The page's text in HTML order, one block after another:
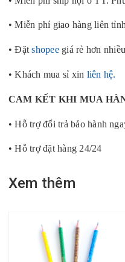
• Miễn phí giao hàng liên
• Đặtshopeegiá rẻ hơn nhiều
• Khách mua sỉ xin liên hệ.
CAM KẾT KHI MUA
• Hỗ trợ đổi trả bảo hành
• Hỗ trợ đặt hàng 24/24
Xem thêm